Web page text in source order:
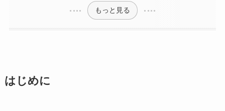
もっと見る
はじめに